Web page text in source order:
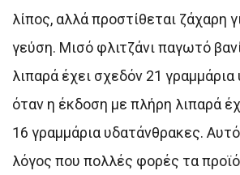
λίπος, αλλά προστίθεται ζάχαρη
γεύση. Μισό φλιτζάνι παγωτό
λιπαρά έχει σχεδόν 21
όταν η έκδοση με πλήρη λιπαρά
16 γραμμάρια υδατάνθρακες.
λόγος που πολλές φορές τα